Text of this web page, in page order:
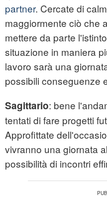
partner. Cercate di
maggiormente ciò che
mettere da parte
situazione in maniera
lavoro sarà una
possibili conseguenze
Sagittario: bene
tentati di fare progetti
Approfittate
vivranno una giornata
possibilità di incontri